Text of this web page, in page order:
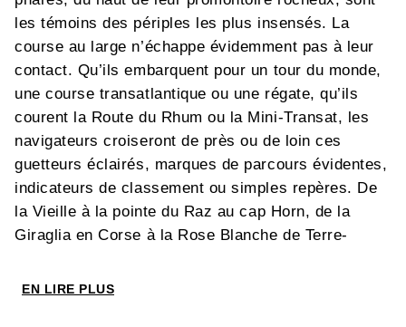
les témoins des périples les plus insensés. La
course au large n’échappe évidemment pas à leur
contact. Qu’ils embarquent pour un tour du monde,
une course transatlantique ou une régate, qu’ils
courent la Route du Rhum ou la Mini-Transat, les
navigateurs croiseront de près ou de loin ces
guetteurs éclairés, marques de parcours évidentes,
indicateurs de classement ou simples repères. De
la Vieille à la pointe du Raz au cap Horn, de la
Giraglia en Corse à la Rose Blanche de Terre-
course au large.
EN LIRE PLUS